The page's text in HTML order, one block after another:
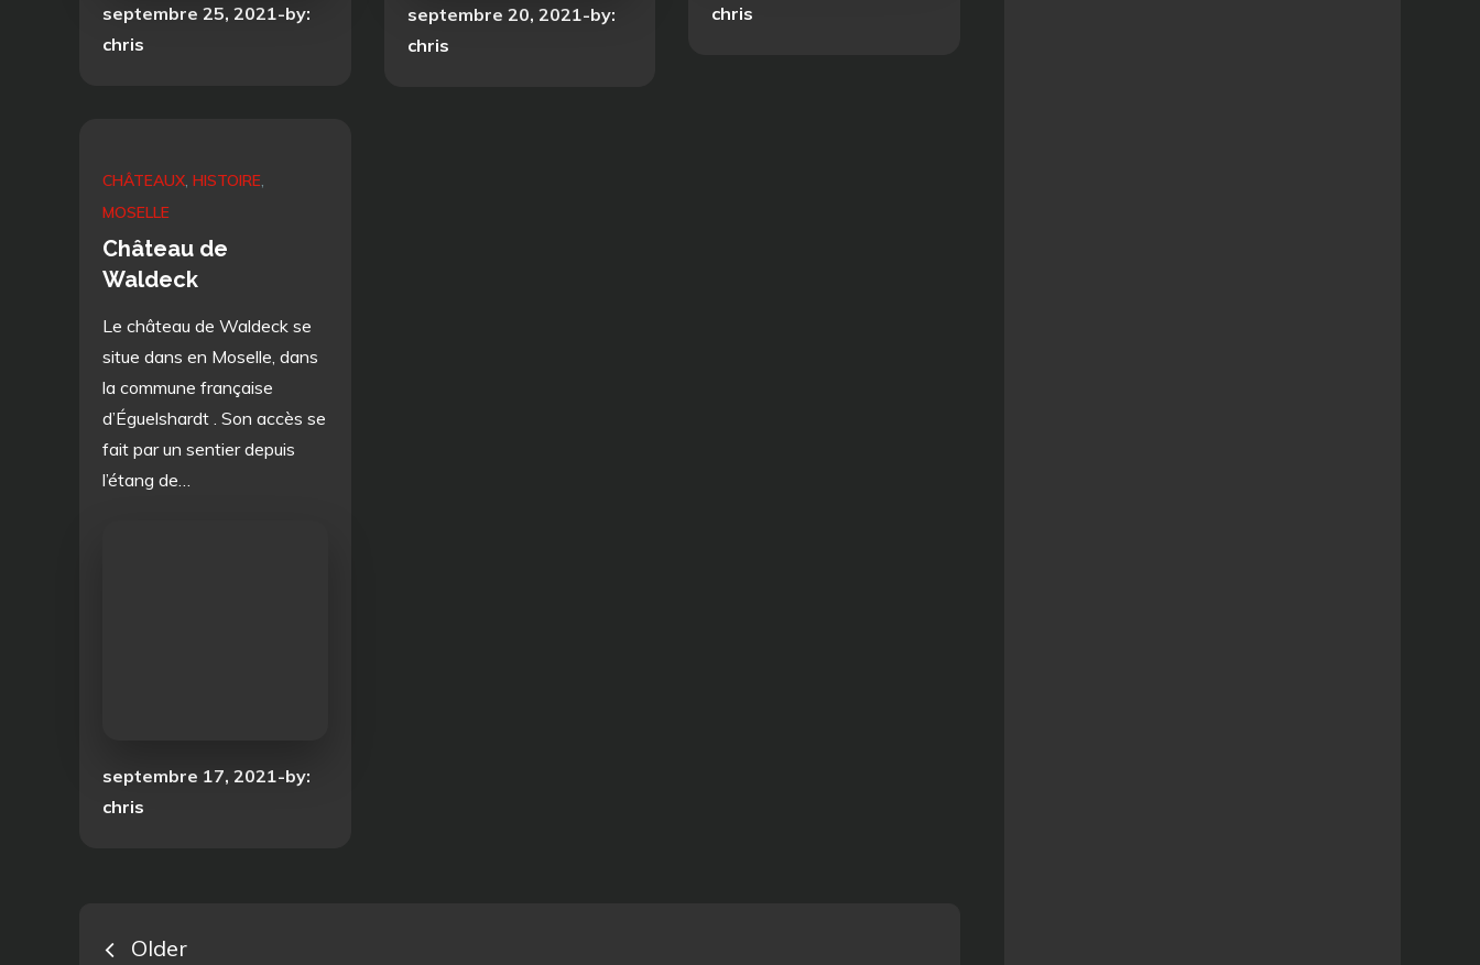
Posted
on
septembre 25, 2021 by:
chris
Posted
on
septembre 20, 2021 by:
chris
on
chris
CHÂTEAUX HISTOIRE
MOSELLE
Château de
Waldeck
Le château de Waldeck se
situe dans en Moselle, dans
la commune française
d’Éguelshardt . Son accès se
fait par un sentier depuis
l’étang de…
Posted
on
septembre 17, 2021 by:
chris
Navigation
Older